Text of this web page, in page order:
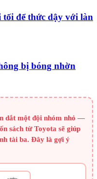
tối để thức dậy với làn
bị bóng nhờn
dắt một đội nhóm nhỏ —
sách từ Toyota sẽ giúp
tài ba. Đây là gợi ý